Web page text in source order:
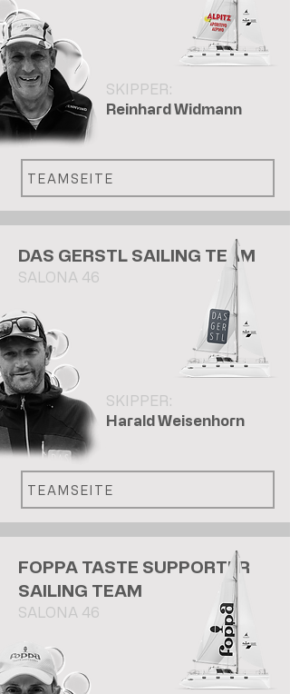
Reinhard Widmann
SKIPPER:
TEAMSEITE
DAS GERSTL SAILING TEAM
Harald Weisenhorn
SALONA 46
SKIPPER:
TEAMSEITE
FOPPA TASTE SUPPORTER
SAILING TEAM
SALONA 46